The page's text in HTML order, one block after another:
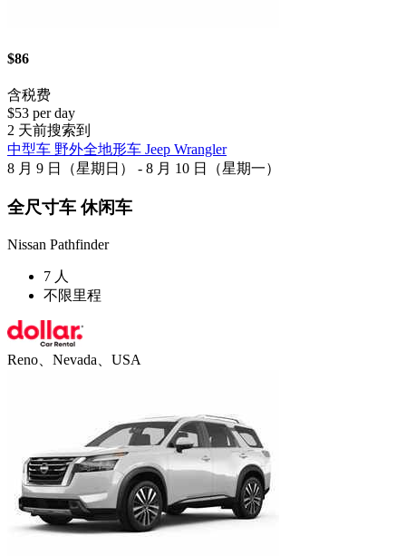
$86
含税费
$53 per day
2 天前搜索到
中型车 野外全地形车 Jeep Wrangler
8 月 9 日（星期日） - 8 月 10 日（星期一）
全尺寸车 休闲车
Nissan Pathfinder
7 人
不限里程
Reno、Nevada、USA